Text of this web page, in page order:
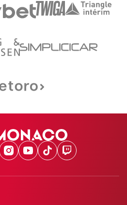
Instagram
Youtube
TikTokTwitch